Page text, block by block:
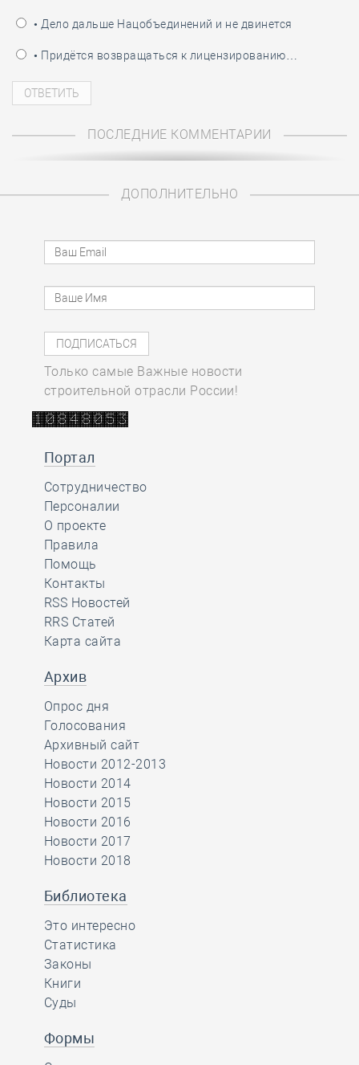
• Дело дальше Нацобъединений и не двинется
• Придётся возвращаться к лицензированию…
ПОСЛЕДНИЕ КОММЕНТАРИИ
ДОПОЛНИТЕЛЬНО
Только самые Важные новости
строительной отрасли России!
Портал
Сотрудничество
Персоналии
О проекте
Правила
Помощь
Контакты
RSS Новостей
RRS Статей
Карта сайта
Архив
Опрос дня
Голосования
Архивный сайт
Новости 2012-2013
Новости 2014
Новости 2015
Новости 2016
Новости 2017
Новости 2018
Библиотека
Это интересно
Статистика
Законы
Книги
Суды
Формы